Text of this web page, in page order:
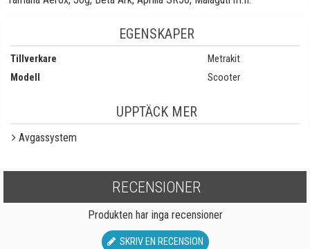
EGENSKAPER
Tillverkare
Metrakit
Modell
Scooter
UPPTÄCK MER
Avgassystem
RECENSIONER
Produkten har inga recensioner
SKRIV EN RECENSION